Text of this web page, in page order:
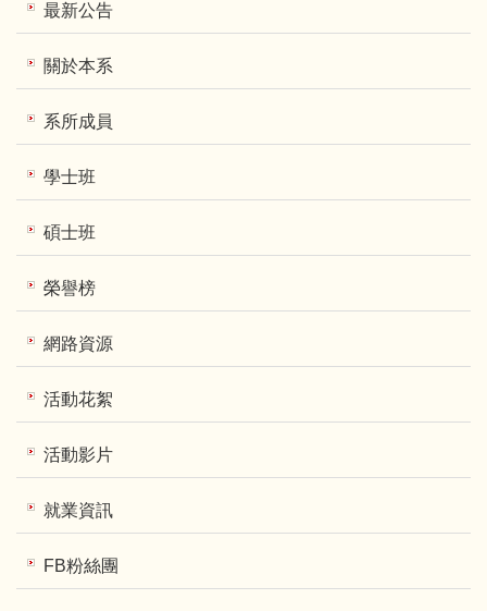
最新公告
關於本系
系所成員
學士班
碩士班
榮譽榜
網路資源
活動花絮
活動影片
就業資訊
FB粉絲團